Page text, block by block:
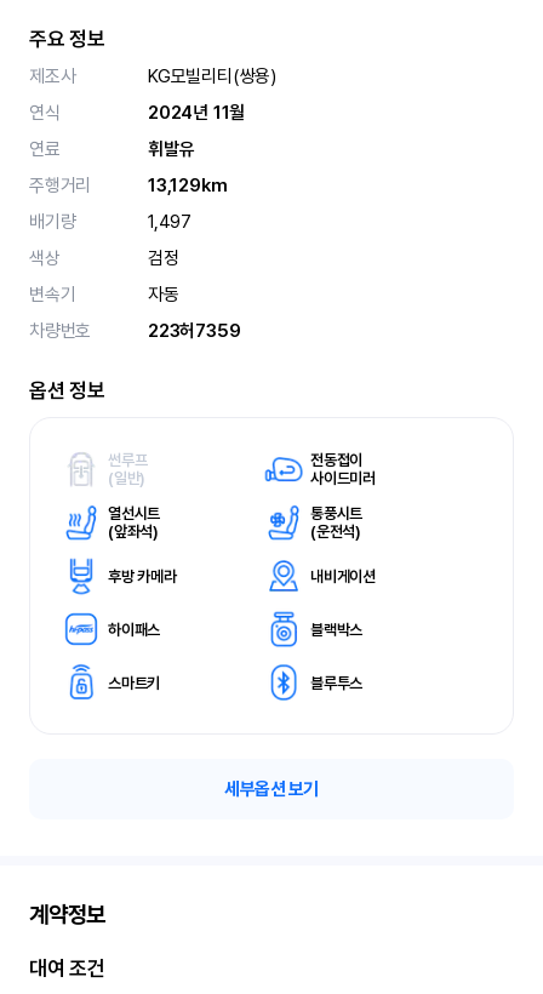
주요 정보
제조사
KG모빌리티(쌍용)
연식
2024년 11월
연료
휘발유
주행거리
13,129km
배기량
1,497
색상
검정
변속기
자동
차량번호
223허7359
옵션 정보
썬루프
(일반)
전동접이
사이드미러
열선시트
(앞좌석)
통풍시트
(운전석)
후방 카메라 내비게이션
하이패스 블랙박스
스마트키 블루투스
세부옵션 보기
계약정보
대여 조건